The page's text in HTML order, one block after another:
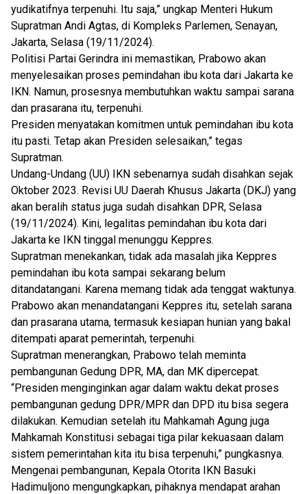
yudikatifnya terpenuhi. Itu saja,” ungkap Menteri Hukum
Supratman Andi Agtas, di Kompleks Parlemen, Senayan,
Jakarta, Selasa (19/11/2024).
Politisi Partai Gerindra ini memastikan, Prabowo akan
menyelesaikan proses pemindahan ibu kota dari Jakarta ke
IKN. Namun, prosesnya membutuhkan waktu sampai sarana
dan prasarana itu, terpenuhi.
Presiden menyatakan komitmen untuk pemindahan ibu kota
itu pasti. Tetap akan Presiden selesaikan,” tegas
Supratman.
Undang-Undang (UU) IKN sebenarnya sudah disahkan sejak
Oktober 2023. Revisi UU Daerah Khusus Jakarta (DKJ) yang
akan beralih status juga sudah disahkan DPR, Selasa
(19/11/2024). Kini, legalitas pemindahan ibu kota dari
Jakarta ke IKN tinggal menunggu Keppres.
Supratman menekankan, tidak ada masalah jika Keppres
pemindahan ibu kota sampai sekarang belum
ditandatangani. Karena memang tidak ada tenggat waktunya.
Prabowo akan menandatangani Keppres itu, setelah sarana
dan prasarana utama, termasuk kesiapan hunian yang bakal
ditempati aparat pemerintah, terpenuhi.
Supratman menerangkan, Prabowo telah meminta
pembangunan Gedung DPR, MA, dan MK dipercepat.
“Presiden menginginkan agar dalam waktu dekat proses
pembangunan gedung DPR/MPR dan DPD itu bisa segera
dilakukan. Kemudian setelah itu Mahkamah Agung juga
Mahkamah Konstitusi sebagai tiga pilar kekuasaan dalam
sistem pemerintahan kita itu bisa terpenuhi,” pungkasnya.
Mengenai pembangunan, Kepala Otorita IKN Basuki
Hadimuljono mengungkapkan, pihaknya mendapat arahan